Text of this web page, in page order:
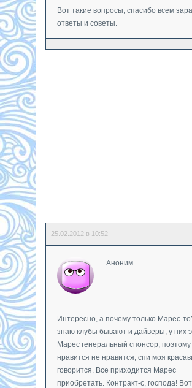
Вот такие вопросы, спасибо всем
ответы и советы.
25.02.2012 в 10:52
Аноним
Интересно, а почему только Марес-
знаю клубы бывают и дайверы, у них
Марес генеральный спонсор, поэтому
нравится не нравится, спи моя
говорится. Все приходится Марес
приобретать. Контракт-с, господа!